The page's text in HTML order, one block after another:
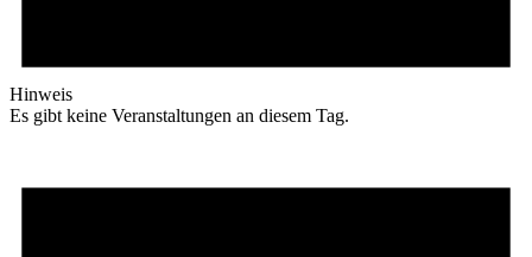
Hinweis
Es gibt keine Veranstaltungen an diesem Tag.